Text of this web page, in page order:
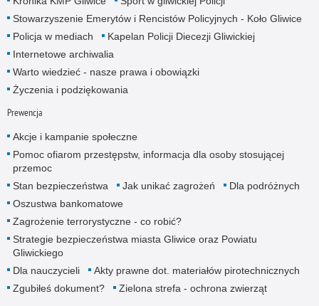
Stowarzyszenie Emerytów i Rencistów Policyjnych - Koło Gliwice
Policja w mediach
Kapelan Policji Diecezji Gliwickiej
Internetowe archiwalia
Warto wiedzieć - nasze prawa i obowiązki
Życzenia i podziękowania
Prewencja
Akcje i kampanie społeczne
Pomoc ofiarom przestępstw, informacja dla osoby stosującej
przemoc
Stan bezpieczeństwa
Jak unikać zagrożeń
Dla podróżnych
Oszustwa bankomatowe
Zagrożenie terrorystyczne - co robić?
Strategie bezpieczeństwa miasta Gliwice oraz Powiatu
Gliwickiego
Dla nauczycieli
Akty prawne dot. materiałów pirotechnicznych
Zgubiłeś dokument?
Zielona strefa - ochrona zwierząt